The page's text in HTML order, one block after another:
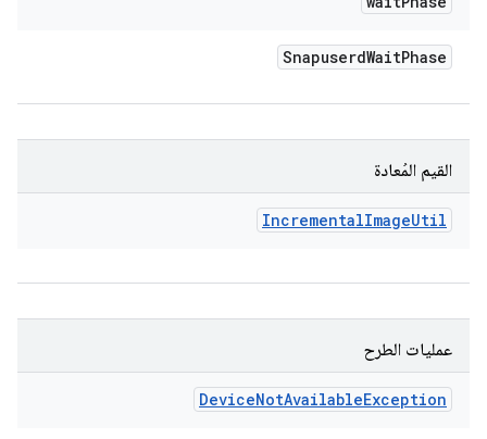
SnapuserdWaitPhase
القيم المُعادة
IncrementalImageUtil
عمليات الطرح
DeviceNotAvailableException